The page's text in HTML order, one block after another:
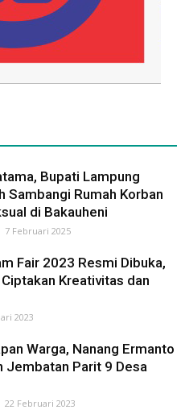
Bupati Lampung
Sambangi Rumah Korban
di Bakauheni
7 Februari 2025
Fair 2023 Resmi Dibuka,
Kreativitas dan
2023
Warga, Nanang Ermanto
Jembatan Parit 9 Desa
22 Februari 2023